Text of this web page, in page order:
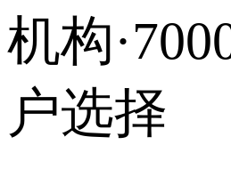
机构
户选择